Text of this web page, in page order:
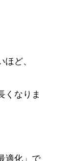
ど、
くなりま
適化」で